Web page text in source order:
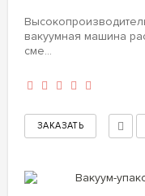
вакуумная машина
сме...